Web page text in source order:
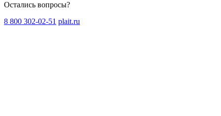
Остались вопросы?
8 800 302-02-51 plait.ru